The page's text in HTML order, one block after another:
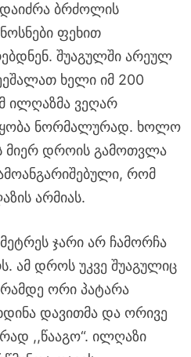
ბრძოლის
ფეხით
შუაგულში არეულ
ხელი იმ 200
ილღაზმა ვეღარ
ნორმალურად. ხოლო
მიერ დროის გამოთვლა
რომ
არმიას.
ჯარი არ ჩამორჩა
ამ დროს უკვე შუაგულიც
ორი პატარა
დავითმა და ორივე
,,წააგო“. ილღაზი